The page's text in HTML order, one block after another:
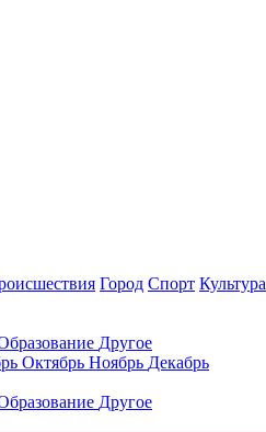
Город Спорт Культура
Другое
Октябрь Ноябрь Декабрь
Другое